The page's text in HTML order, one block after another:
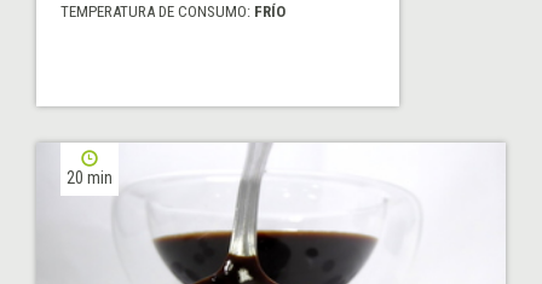
TEMPERATURA DE CONSUMO: FRÍO
20 min